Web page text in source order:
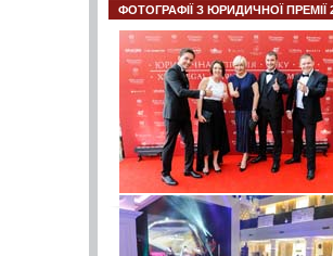
ФОТОГРАФІЇ З ЮРИДИЧНОЇ ПРЕМІЇ